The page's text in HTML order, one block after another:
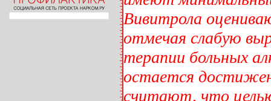
Вивитрола
отмечая слабую
терапии больных
остается
считают, что